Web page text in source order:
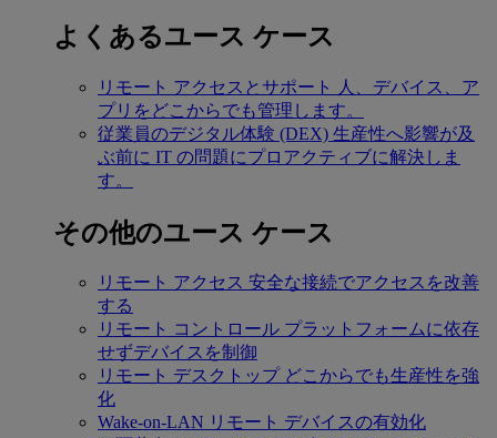
よくあるユース ケース
リモート アクセスとサポート
人、デバイス、ア
プリをどこからでも管理します。
従業員のデジタル体験 (DEX) 生産性へ影響が及
ぶ前に IT の問題にプロアクティブに解決しま
す。
その他のユース ケース
リモート アクセス 安全な接続でアクセスを改善
する
リモート コントロール プラットフォームに依存
せずデバイスを制御
リモート デスクトップ どこからでも生産性を強
化
Wake-on-LAN リモート デバイスの有効化